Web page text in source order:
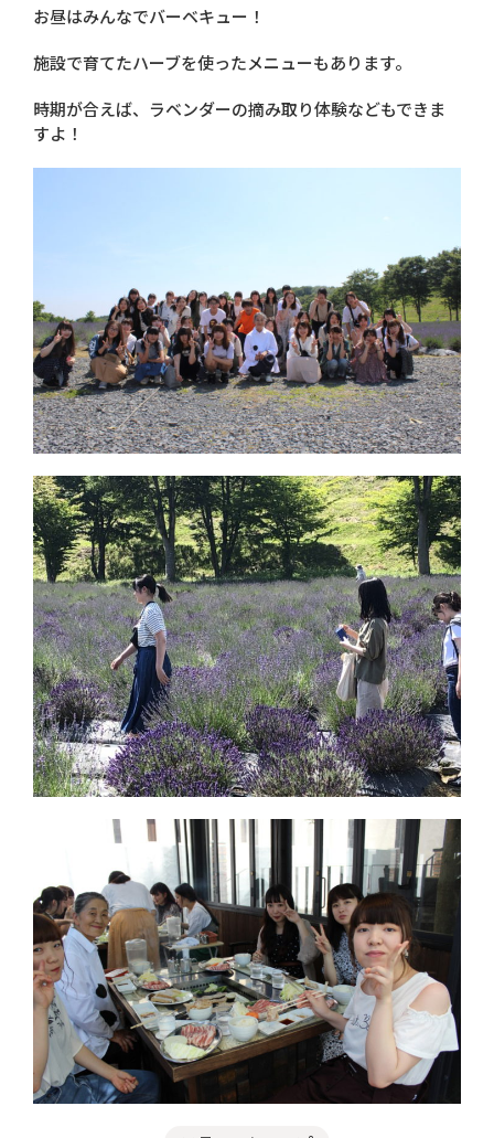
お昼はみんなでバーベキュー！
施設で育てたハーブを使ったメニューもあります。
時期が合えば、ラベンダーの摘み取り体験などもできま
すよ！